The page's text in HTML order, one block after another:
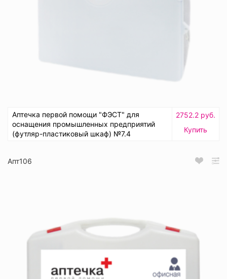
Аптечка первой помощи "ФЭСТ" для
оснащения промышленных предприятий
(футляр-пластиковый шкаф) №7.4
2752.2 руб.
Купить
Апт106